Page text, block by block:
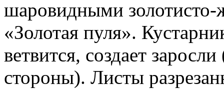
шаровидными
«Золотая пуля».
ветвится, создает
стороны). Листы